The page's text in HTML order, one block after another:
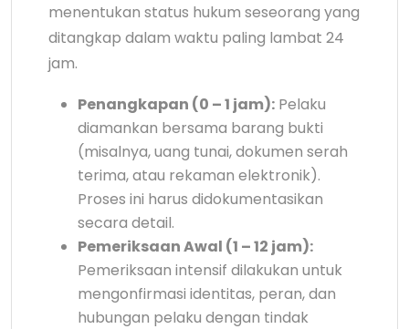
menentukan status hukum seseorang yang
ditangkap dalam waktu paling lambat 24
jam.
Penangkapan (0 – 1 jam): Pelaku
diamankan bersama barang bukti
(misalnya, uang tunai, dokumen serah
terima, atau rekaman elektronik).
Proses ini harus didokumentasikan
secara detail.
Pemeriksaan Awal (1 – 12 jam):
Pemeriksaan intensif dilakukan untuk
mengonfirmasi identitas, peran, dan
hubungan pelaku dengan tindak